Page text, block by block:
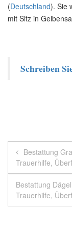
(Deutschland). Sie
mit Sitz in
Schreiben
Bestattung
Trauerhilfe,
Bestattung
Trauerhilfe,